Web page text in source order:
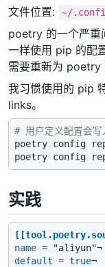
文件位置: ~/
poetry 的一个严重
一样使用 pip 的配置
需要重新为 poetry
我习惯使用的 pip
links。
# 用户定义配置会写
poetry config
实践
name = "aliyun"
default = true